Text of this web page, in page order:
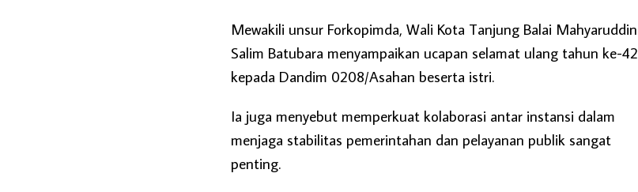
Mewakili unsur Forkopimda, Wali Kota Tanjung Balai Mahyaruddin
Salim Batubara menyampaikan ucapan selamat ulang tahun ke-42
kepada Dandim 0208/Asahan beserta istri.
Ia juga menyebut memperkuat kolaborasi antar instansi dalam
menjaga stabilitas pemerintahan dan pelayanan publik sangat
penting.